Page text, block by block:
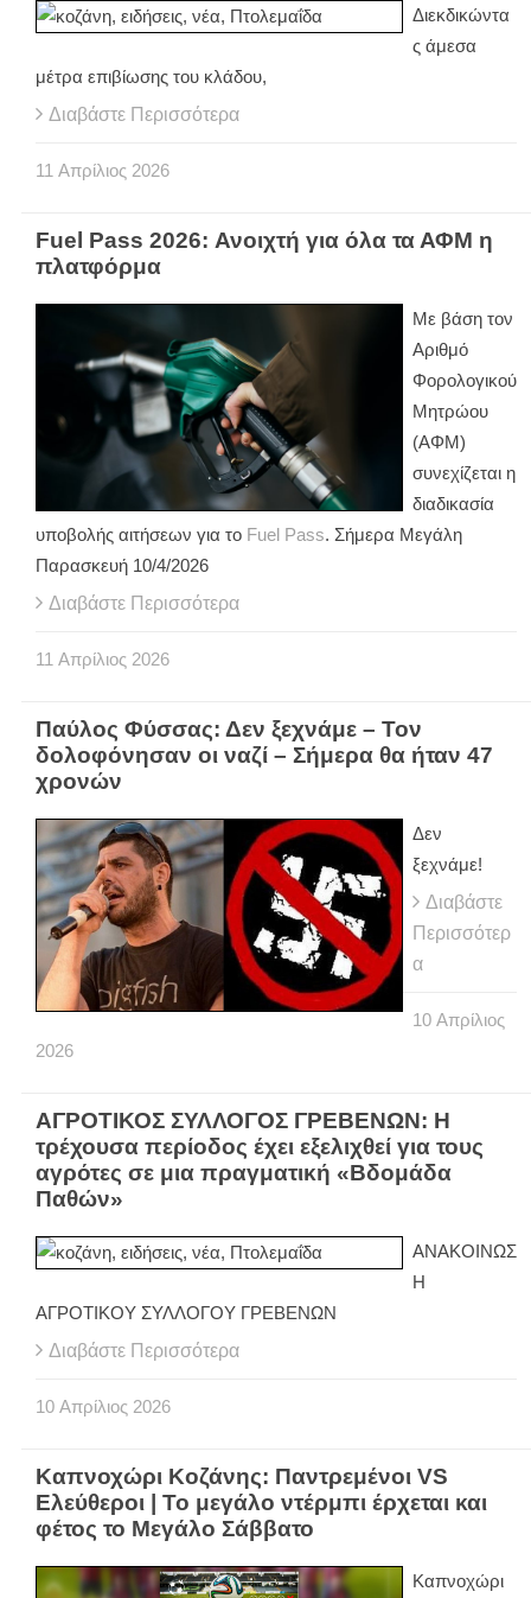
Διεκδικώντα
ς άμεσα
μέτρα επιβίωσης του κλάδου,
Διαβάστε Περισσότερα
11 Απρίλιος 2026
Fuel Pass 2026: Ανοιχτή για όλα τα ΑΦΜ η
πλατφόρμα
Με βάση τον
Αριθμό
Φορολογικού
Μητρώου
(ΑΦΜ)
συνεχίζεται η
διαδικασία
υποβολής αιτήσεων για το Fuel Pass. Σήμερα Μεγάλη
Παρασκευή 10/4/2026
Διαβάστε Περισσότερα
11 Απρίλιος 2026
Παύλος Φύσσας: Δεν ξεχνάμε – Τον
δολοφόνησαν οι ναζί – Σήμερα θα ήταν 47
χρονών
Δεν
ξεχνάμε!
Διαβάστε
Περισσότερ
α
10 Απρίλιος
2026
ΑΓΡΟΤΙΚΟΣ ΣΥΛΛΟΓΟΣ ΓΡΕΒΕΝΩΝ: Η
τρέχουσα περίοδος έχει εξελιχθεί για τους
αγρότες σε μια πραγματική «Βδομάδα
Παθών»
ΑΝΑΚΟΙΝΩΣ
Η
ΑΓΡΟΤΙΚΟΥ ΣΥΛΛΟΓΟΥ ΓΡΕΒΕΝΩΝ
Διαβάστε Περισσότερα
10 Απρίλιος 2026
Καπνοχώρι Κοζάνης: Παντρεμένοι VS
Ελεύθεροι | Το μεγάλο ντέρμπι έρχεται και
φέτος το Μεγάλο Σάββατο
Καπνοχώρι